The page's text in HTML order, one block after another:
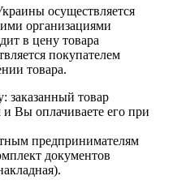
осуществляется
организациями
в цену товара
покупателем
товара.
заказанный товар
и Вы оплачиваете его при
предпринимателям
документов